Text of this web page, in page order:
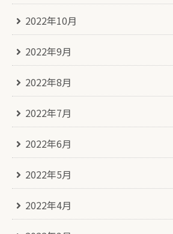
2022年10月
2022年9月
2022年8月
2022年7月
2022年6月
2022年5月
2022年4月